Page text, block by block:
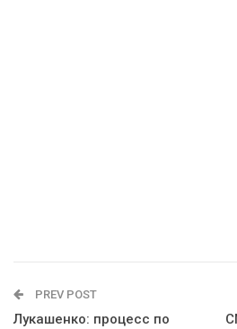
PREV POST
Лукашенко: процесс по